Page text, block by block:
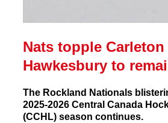
Nats topple Carleton
Hawkesbury to
The Rockland Nationals
2025-2026 Central Canada
(CCHL) season continues.